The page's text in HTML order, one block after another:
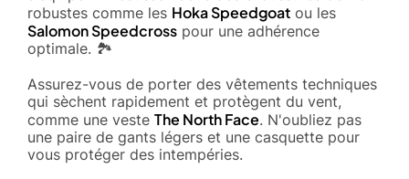
robustes comme les Hoka Speedgoat ou les
Salomon Speedcross pour une adhérence
optimale. 🏞️
Assurez-vous de porter des vêtements techniques
qui sèchent rapidement et protègent du vent,
comme une veste The North Face. N'oubliez pas
une paire de gants légers et une casquette pour
vous protéger des intempéries.